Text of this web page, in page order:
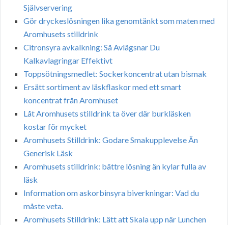
Självservering
Gör dryckeslösningen lika genomtänkt som maten med
Aromhusets stilldrink
Citronsyra avkalkning: Så Avlägsnar Du
Kalkavlagringar Effektivt
Toppsötningsmedlet: Sockerkoncentrat utan bismak
Ersätt sortiment av läskflaskor med ett smart
koncentrat från Aromhuset
Låt Aromhusets stilldrink ta över där burkläsken
kostar för mycket
Aromhusets Stilldrink: Godare Smakupplevelse Än
Generisk Läsk
Aromhusets stilldrink: bättre lösning än kylar fulla av
läsk
Information om askorbinsyra biverkningar: Vad du
måste veta.
Aromhusets Stilldrink: Lätt att Skala upp när Lunchen